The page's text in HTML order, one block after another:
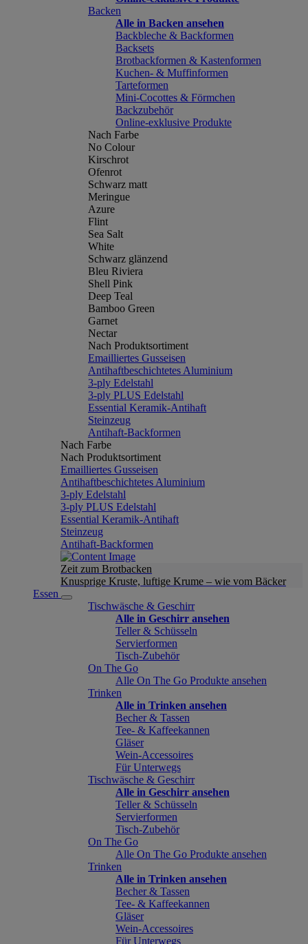
Backen
Alle in Backen ansehen
Backbleche & Backformen
Backsets
Brotbackformen & Kastenformen
Kuchen- & Muffinformen
Tarteformen
Mini-Cocottes & Förmchen
Backzubehör
Online-exklusive Produkte
Nach Farbe
No Colour
Kirschrot
Ofenrot
Schwarz matt
Meringue
Azure
Flint
Sea Salt
White
Schwarz glänzend
Bleu Riviera
Shell Pink
Deep Teal
Bamboo Green
Garnet
Nectar
Nach Produktsortiment
Emailliertes Gusseisen
Antihaftbeschichtetes Aluminium
3-ply Edelstahl
3-ply PLUS Edelstahl
Essential Keramik-Antihaft
Steinzeug
Antihaft-Backformen
Nach Farbe
Nach Produktsortiment
Emailliertes Gusseisen
Antihaftbeschichtetes Aluminium
3-ply Edelstahl
3-ply PLUS Edelstahl
Essential Keramik-Antihaft
Steinzeug
Antihaft-Backformen
Zeit zum Brotbacken
Knusprige Kruste, luftige Krume – wie vom Bäcker
Essen
Tischwäsche & Geschirr
Alle in Geschirr ansehen
Teller & Schüsseln
Servierformen
Tisch-Zubehör
On The Go
Alle On The Go Produkte ansehen
Trinken
Alle in Trinken ansehen
Becher & Tassen
Tee- & Kaffeekannen
Gläser
Wein-Accessoires
Für Unterwegs
Tischwäsche & Geschirr
Alle in Geschirr ansehen
Teller & Schüsseln
Servierformen
Tisch-Zubehör
On The Go
Alle On The Go Produkte ansehen
Trinken
Alle in Trinken ansehen
Becher & Tassen
Tee- & Kaffeekannen
Gläser
Wein-Accessoires
Für Unterwegs